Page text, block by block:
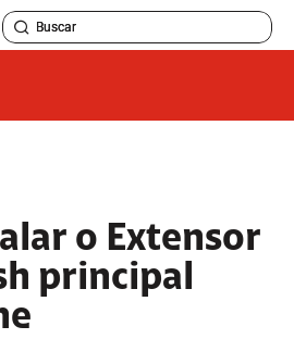
o Extensor
principal